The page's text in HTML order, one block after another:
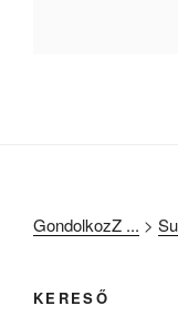
GondolkozZ ... >
KERESŐ